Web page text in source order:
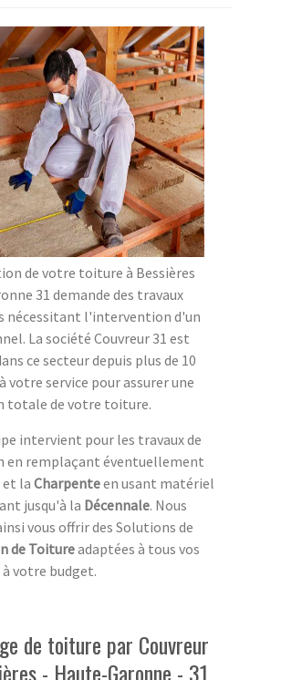
de votre toiture à Bessières
31 demande des travaux
nécessitant l'intervention d'un
La société Couvreur 31 est
ce secteur depuis plus de 10
votre service pour assurer une
totale de votre toiture.
intervient pour les travaux de
en remplaçant éventuellement
et la Charpenteen usant matériel
jusqu'à la Décennale. Nous
vous offrir des Solutions de
de Toitureadaptées à tous vos
votre budget.
de toiture par Couvreur
- Haute-Garonne - 31